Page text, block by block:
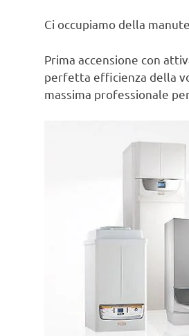
Ci occupiamo della
Prima accensione con
perfetta efficienza della
massima professionale